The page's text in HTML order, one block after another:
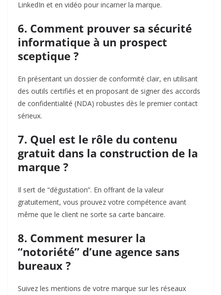
LinkedIn et en vidéo pour incarner la marque.
6. Comment prouver sa sécurité
informatique à un prospect
sceptique ?
En présentant un dossier de conformité clair, en utilisant
des outils certifiés et en proposant de signer des accords
de confidentialité (NDA) robustes dès le premier contact
sérieux.
7. Quel est le rôle du contenu
gratuit dans la construction de la
marque ?
Il sert de “dégustation”. En offrant de la valeur
gratuitement, vous prouvez votre compétence avant
même que le client ne sorte sa carte bancaire.
8. Comment mesurer la
“notoriété” d’une agence sans
bureaux ?
Suivez les mentions de votre marque sur les réseaux